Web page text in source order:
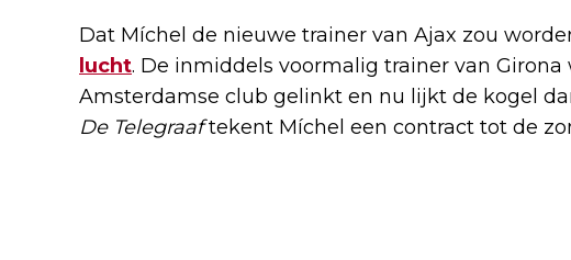
Dat Míchel de nieuwe trainer van Ajax zou
lucht. De inmiddels voormalig trainer van
Amsterdamse club gelinkt en nu lijkt de kogel
De Telegraaftekent Míchel een contract tot de